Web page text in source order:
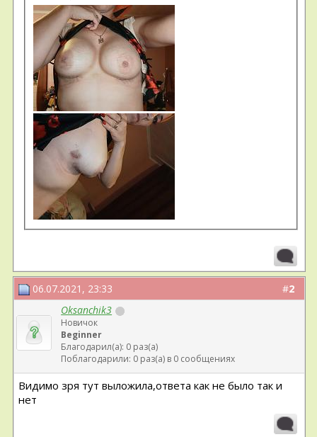
#2
06.07.2021, 23:33
Oksanchik3
Новичок
Beginner
Благодарил(а): 0 раз(а)
Поблагодарили: 0 раз(а) в 0 сообщениях
Видимо зря тут выложила,ответа как не было так и
нет